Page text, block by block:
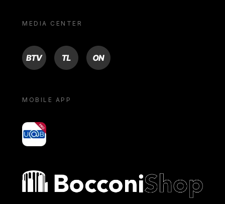
MEDIA CENTER
BTV TL ON
MOBILE APP
yoU@B
Bocconi shop